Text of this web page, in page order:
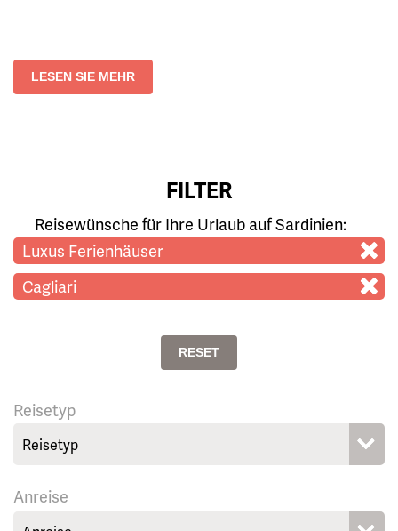
LESEN SIE MEHR
FILTER
Reisewünsche für Ihre Urlaub auf Sardinien:
Luxus Ferienhäuser
Cagliari
RESET
Reisetyp
Anreise